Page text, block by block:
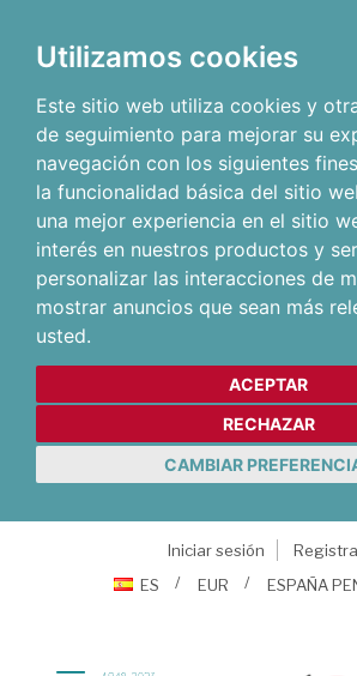
Utilizamos cookies
Este sitio web utiliza cookies y
de seguimiento para mejorar su
navegación con los siguientes
la funcionalidad básica del sitio
una mejor experiencia en el sitio
interés en nuestros productos y
personalizar las interacciones de
mostrar anuncios que sean más
usted.
ACEPTAR
RECHAZAR
CAMBIAR
Iniciar sesión
ES
EUR ESPAÑA